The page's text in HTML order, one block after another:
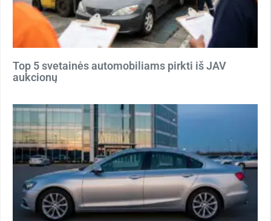
Top 5 svetainės automobiliams pirkti iš JAV
aukcionų